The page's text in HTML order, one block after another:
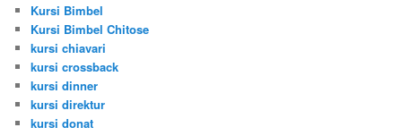
Kursi Bimbel
Kursi Bimbel Chitose
kursi chiavari
kursi crossback
kursi dinner
kursi direktur
kursi donat